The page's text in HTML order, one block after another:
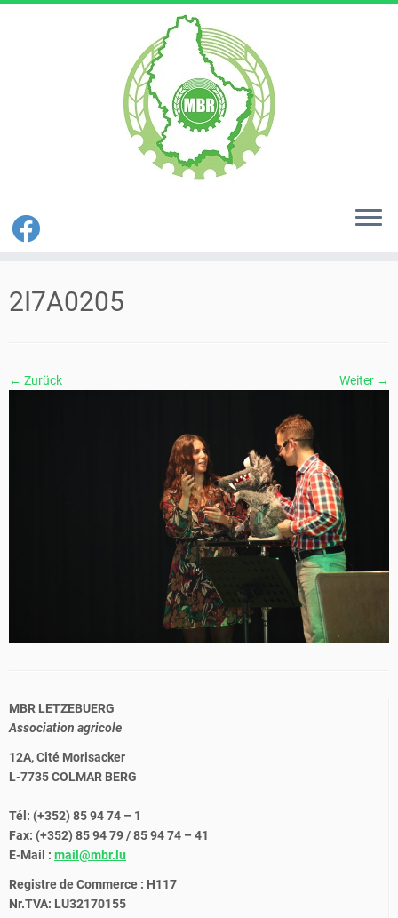
Inhalt
springen
2I7A0205
← Zurück Weiter →
MBR LETZEBUERG
Association agricole
12A, Cité Morisacker
L-7735 COLMAR BERG
Tél: (+352) 85 94 74 – 1
Fax: (+352) 85 94 79 / 85 94 74 – 41
E-Mail : mail@mbr.lu
Registre de Commerce : H117
Nr.TVA: LU32170155